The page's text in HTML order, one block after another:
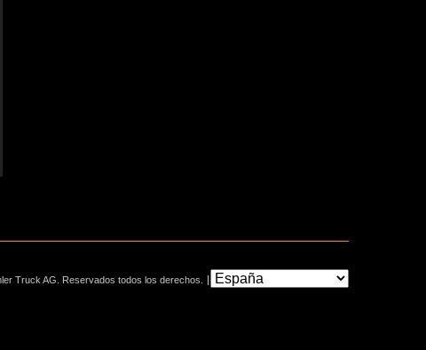
Truck AG. Reservados todos los derechos.